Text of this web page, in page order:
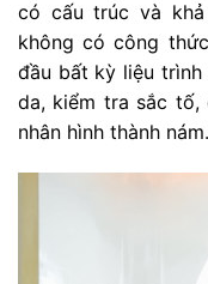
có cấu trúc và
không có công
đầu bất kỳ liệu trình
da, kiểm tra sắc tố,
nhân hình thành nám.